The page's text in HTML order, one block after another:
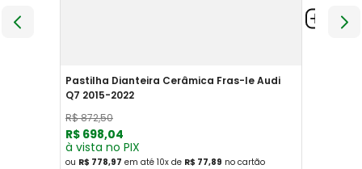
Pastilha Dianteira Cerâmica Fras-le Audi
Q7 2015-2022
R$872,50
R$ 698,04
à vista no PIX
ou R$ 778,97 em até 10x de R$ 77,89 no cartão